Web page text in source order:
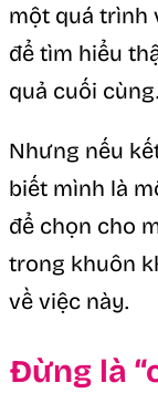
một quá trình
để tìm hiểu
quả cuối cùng.
Nhưng nếu
biết mình là
để chọn cho
trong khuôn
về việc này.
Đừng là